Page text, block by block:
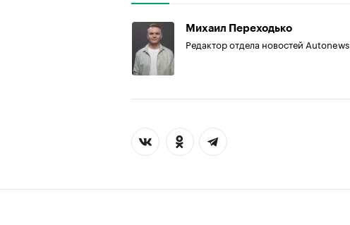
Михаил Переходько
Редактор отдела новостей Autonews